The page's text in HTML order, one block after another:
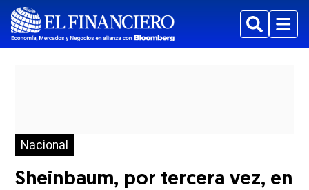
BuscarMenu
Nacional
Sheinbaum, por tercera vez, en